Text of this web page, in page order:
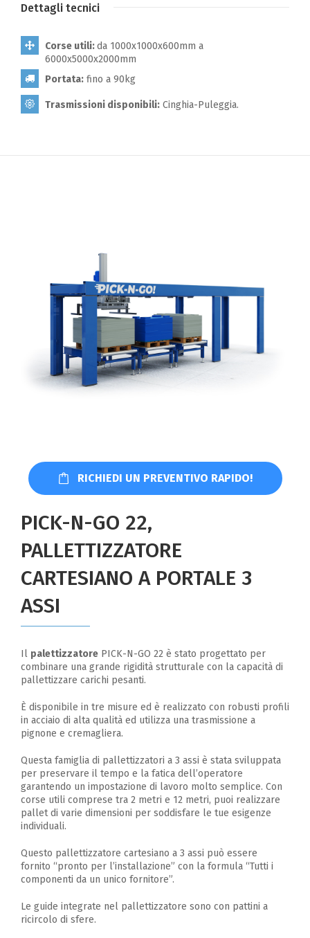
Dettagli tecnici
Corse utili:da 1000x1000x600mm a
6000x5000x2000mm
Portata: fino a 90kg
Trasmissioni disponibili: Cinghia-Puleggia.
RICHIEDI UN PREVENTIVO RAPIDO!
PICK-N-GO 22,
PALLETTIZZATORE
CARTESIANO A PORTALE 3
ASSI
Il palettizzatore PICK-N-GO 22 è stato progettato per
combinare una grande rigidità strutturale con la capacità di
pallettizzare carichi pesanti.
È disponibile in tre misure ed è realizzato con robusti profili
in acciaio di alta qualità ed utilizza una trasmissione a
pignone e cremagliera.
Questa famiglia di pallettizzatori a 3 assi è stata sviluppata
per preservare il tempo e la fatica dell’operatore
garantendo un impostazione di lavoro molto semplice. Con
corse utili comprese tra 2 metri e 12 metri, puoi realizzare
pallet di varie dimensioni per soddisfare le tue esigenze
individuali.
Questo pallettizzatore cartesiano a 3 assi può essere
fornito “pronto per l’installazione” con la formula “Tutti i
componenti da un unico fornitore”.
Le guide integrate nel pallettizzatore sono con pattini a
ricircolo di sfere.